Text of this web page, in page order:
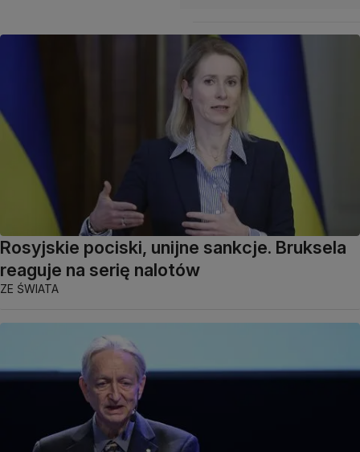
Rosyjskie pociski, unijne sankcje. Bruksela
reaguje na serię nalotów
ZE ŚWIATA